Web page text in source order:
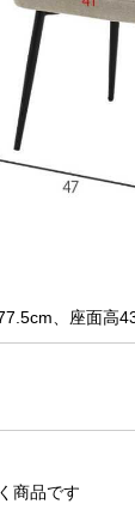
、座面高
商品です